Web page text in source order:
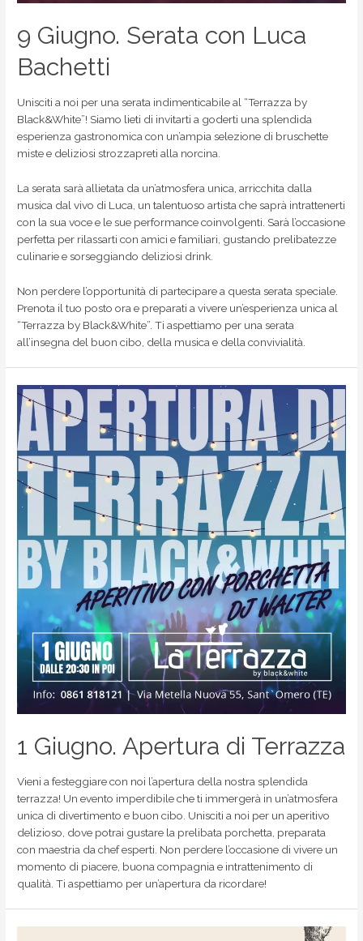
9 Giugno. Serata con Luca
Bachetti
Unisciti a noi per una serata indimenticabile al “Terrazza by
Black&White”! Siamo lieti di invitarti a goderti una splendida
esperienza gastronomica con un’ampia selezione di bruschette
miste e deliziosi strozzapreti alla norcina.
La serata sarà allietata da un’atmosfera unica, arricchita dalla
musica dal vivo di Luca, un talentuoso artista che saprà intrattenerti
con la sua voce e le sue performance coinvolgenti. Sarà l’occasione
perfetta per rilassarti con amici e familiari, gustando prelibatezze
culinarie e sorseggiando deliziosi drink.
Non perdere l’opportunità di partecipare a questa serata speciale.
Prenota il tuo posto ora e preparati a vivere un’esperienza unica al
“Terrazza by Black&White”. Ti aspettiamo per una serata
all’insegna del buon cibo, della musica e della convivialità.
1 Giugno. Apertura di Terrazza
Vieni a festeggiare con noi l’apertura della nostra splendida
terrazza! Un evento imperdibile che ti immergerà in un’atmosfera
unica di divertimento e buon cibo. Unisciti a noi per un aperitivo
delizioso, dove potrai gustare la prelibata porchetta, preparata
con maestria da chef esperti. Non perdere l’occasione di vivere un
momento di piacere, buona compagnia e intrattenimento di
qualità. Ti aspettiamo per un’apertura da ricordare!